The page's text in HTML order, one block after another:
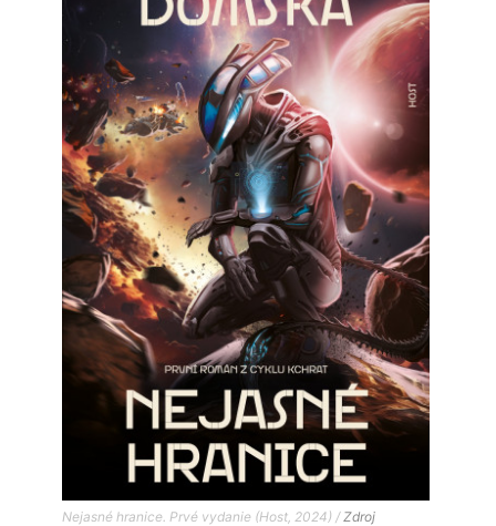
Nejasné hranice. Prvé vydanie (Host, 2024) / Zdroj